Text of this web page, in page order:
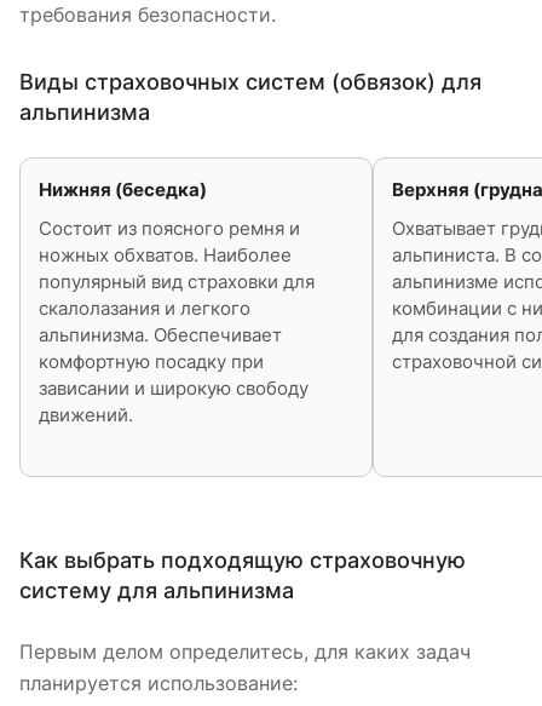
требования безопасности.
Виды страховочных систем (обвязок) для
альпинизма
Нижняя (беседка)
Состоит из поясного ремня и
ножных обхватов. Наиболее
популярный вид страховки для
скалолазания и легкого
альпинизма. Обеспечивает
комфортную посадку при
зависании и широкую свободу
движений.
Верхняя
Охватывает
альпиниста. В
альпинизме
комбинации с
для создания
страховочной
Как выбрать подходящую страховочную
систему для альпинизма
Первым делом определитесь, для каких задач
планируется использование: